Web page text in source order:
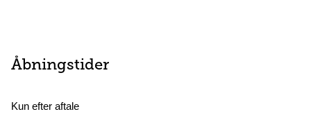
Åbningstider
Kun efter aftale